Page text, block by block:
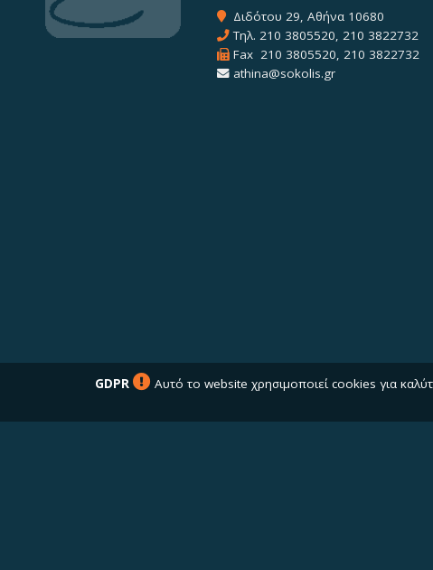
Διδότου 29, Αθήνα 10680
Τηλ. 210 3805520, 210 3822732
Fax 210 3805520, 210 3822732
athina@sokolis.gr
GDPR Αυτό το website χρησιμοποιεί cookies για